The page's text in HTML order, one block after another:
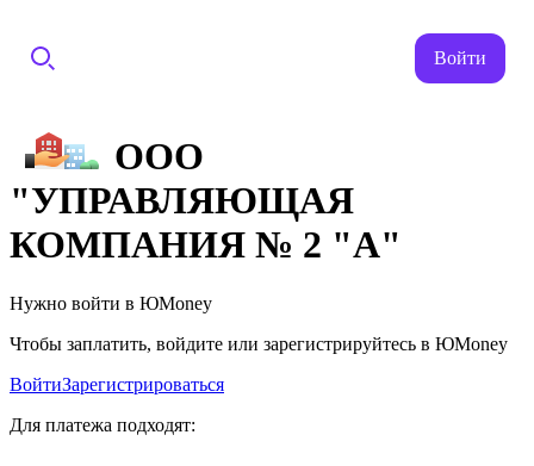
Войти
ООО
"УПРАВЛЯЮЩАЯ
КОМПАНИЯ № 2 "А"
Нужно войти в ЮMoney
Чтобы заплатить, войдите или зарегистрируйтесь в ЮMoney
ВойтиЗарегистрироваться
Для платежа подходят: